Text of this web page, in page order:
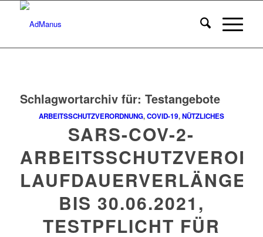
Schlagwortarchiv für: Testangebote
ARBEITSSCHUTZVERORDNUNG,COVID-19,NÜTZLICHES
SARS-COV-2-
BIS 30.06.2021,
TESTPFLICHT FÜR